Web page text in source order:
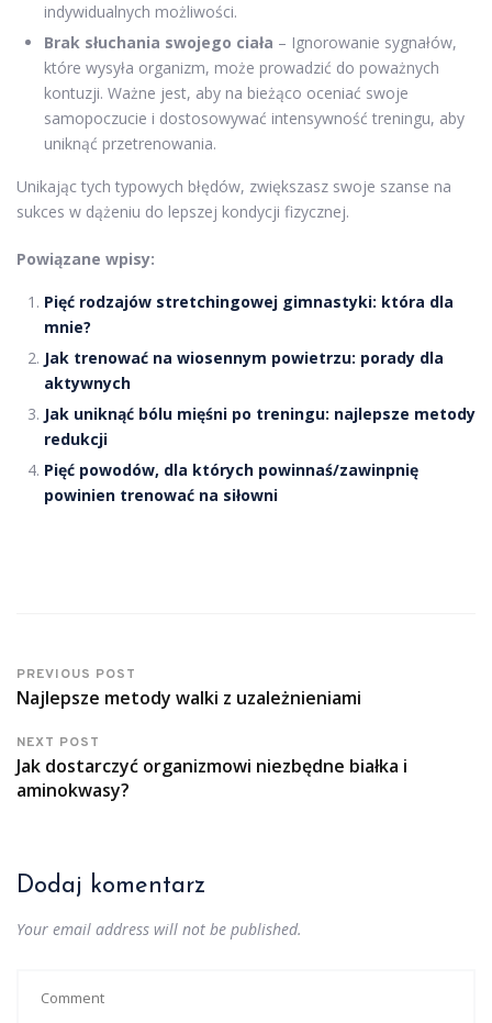
indywidualnych możliwości.
Brak słuchania swojego ciała – Ignorowanie sygnałów,
które wysyła organizm, może prowadzić do poważnych
kontuzji. Ważne jest, aby na bieżąco oceniać swoje
samopoczucie i dostosowywać intensywność treningu, aby
uniknąć przetrenowania.
Unikając tych typowych błędów, zwiększasz swoje szanse na
sukces w dążeniu do lepszej kondycji fizycznej.
Powiązane wpisy:
Pięć rodzajów stretchingowej gimnastyki: która dla
mnie?
Jak trenować na wiosennym powietrzu: porady dla
aktywnych
Jak uniknąć bólu mięśni po treningu: najlepsze metody
redukcji
Pięć powodów, dla których powinnaś/zawinpnię
powinien trenować na siłowni
PREVIOUS POST
Najlepsze metody walki z uzależnieniami
NEXT POST
Jak dostarczyć organizmowi niezbędne białka i
aminokwasy?
Dodaj komentarz
Your email address will not be published.